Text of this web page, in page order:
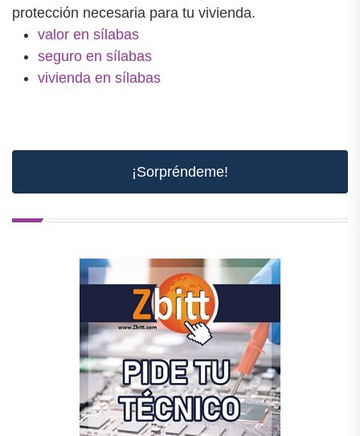
protección necesaria para tu vivienda.
valor en sílabas
seguro en sílabas
vivienda en sílabas
¡Sorpréndeme!